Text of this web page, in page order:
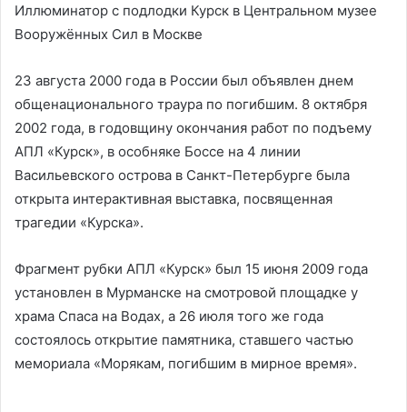
Иллюминатор с подлодки Курск в Центральном музее
Вооружённых Сил в Москве
23 августа 2000 года в России был объявлен днем
общенационального траура по погибшим. 8 октября
2002 года, в годовщину окончания работ по подъему
АПЛ «Курск», в особняке Боссе на 4 линии
Васильевского острова в Санкт-Петербурге была
открыта интерактивная выставка, посвященная
трагедии «Курска».
Фрагмент рубки АПЛ «Курск» был 15 июня 2009 года
установлен в Мурманске на смотровой площадке у
храма Спаса на Водах, а 26 июля того же года
состоялось открытие памятника, ставшего частью
мемориала «Морякам, погибшим в мирное время».